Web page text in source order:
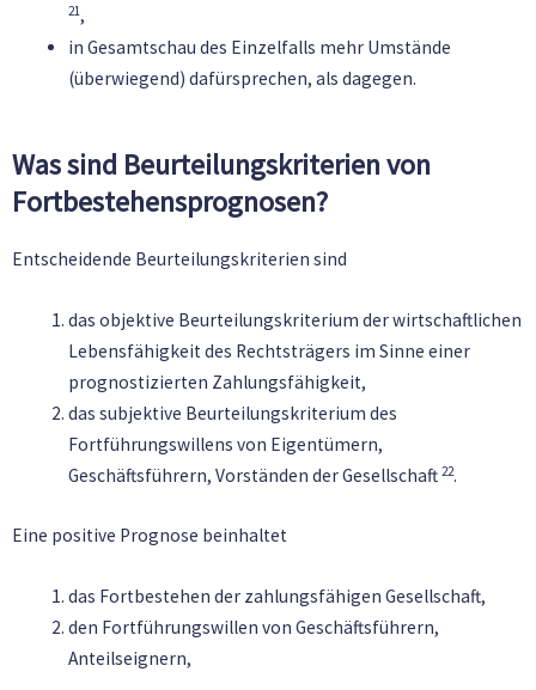
21,
in Gesamtschau des Einzelfalls mehr Umstände
(überwiegend) dafürsprechen, als dagegen.
Was sind Beurteilungskriterien von
Fortbestehensprognosen?
Entscheidende Beurteilungskriterien sind
das objektive Beurteilungskriterium der wirtschaftlichen
Lebensfähigkeit des Rechtsträgers im Sinne einer
prognostizierten Zahlungsfähigkeit,
das subjektive Beurteilungskriterium des
Fortführungswillens von Eigentümern,
Geschäftsführern, Vorständen der Gesellschaft 22.
Eine positive Prognose beinhaltet
das Fortbestehen der zahlungsfähigen Gesellschaft,
den Fortführungswillen von Geschäftsführern,
Anteilseignern,